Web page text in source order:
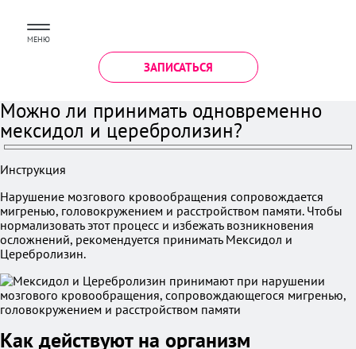
МЕНЮ
ЗАПИСАТЬСЯ
Можно ли принимать одновременно
мексидол и церебролизин?
Инструкция
Нарушение мозгового кровообращения сопровождается
мигренью, головокружением и расстройством памяти. Чтобы
нормализовать этот процесс и избежать возникновения
осложнений, рекомендуется принимать Мексидол и
Церебролизин.
Как действуют на организм